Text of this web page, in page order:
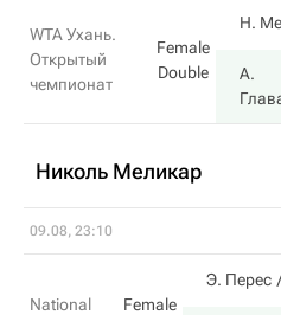
WTA Ухань.
Открытый
чемпионат
Female
Double
Н.
А.
Николь Меликар
09.08, 23:10
National
Female
Э. Перес